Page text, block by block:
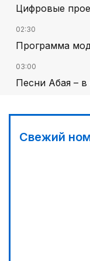
Цифровые
02:30
Программа
03:00
Песни Абая –
01:36
Свежий